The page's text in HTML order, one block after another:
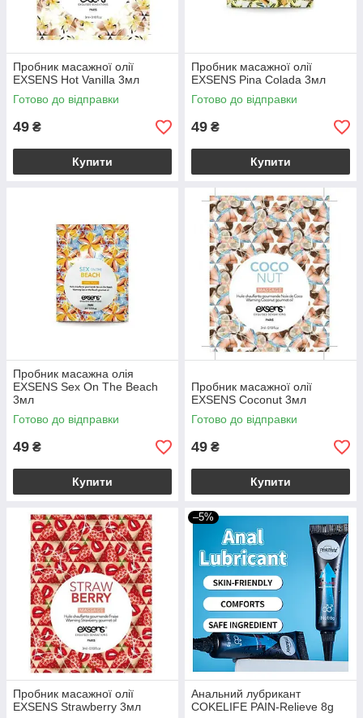
Пробник масажної олії
EXSENS Hot Vanilla 3мл
Готово до відправки
49 ₴
Купити
Пробник масажної олії
EXSENS Pina Colada 3мл
Готово до відправки
49 ₴
Купити
Пробник масажна олія
EXSENS Sex On The Beach
3мл
Готово до відправки
49 ₴
Купити
Пробник масажної олії
EXSENS Coconut 3мл
Готово до відправки
49 ₴
Купити
Пробник масажної олії
EXSENS Strawberry 3мл
–5%
Анальний лубрикант
COKELIFE PAIN-Relieve 8g